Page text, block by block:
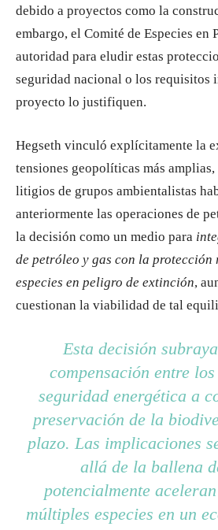
debido a proyectos como la
embargo, el Comité de Especies en
autoridad para eludir estas
seguridad nacional o los requisitos
proyecto lo justifiquen.
Hegseth vinculó explícitamente la
tensiones geopolíticas más
litigios de grupos ambientalistas
anteriormente las operaciones de
la decisión como un medio para
de petróleo y gas con la protección
especies en peligro de extinción,
cuestionan la viabilidad de tal
Esta decisión
compensación entre
seguridad energética a
preservación de la
plazo. Las implicaciones
allá de la ballena
potencialmente
múltiples especies en un